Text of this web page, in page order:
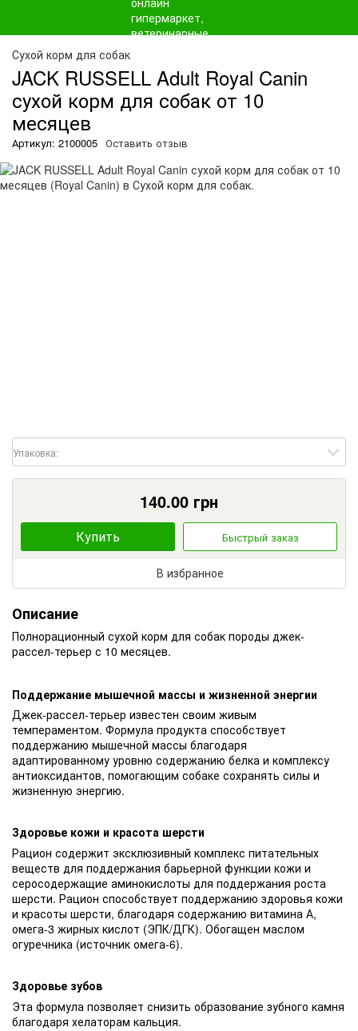
Сухой корм для собак
JACK RUSSELL Adult Royal Canin
сухой корм для собак от 10
месяцев
Артикул: 2100005 Оставить отзыв
Упаковка:
140.00 грн
Купить Быстрый заказ
В избранное
Описание
Полнорационный сухой корм для собак породы джек-
рассел-терьер с 10 месяцев.
Поддержание мышечной массы и жизненной энергии
Джек-рассел-терьер известен своим живым
темпераментом. Формула продукта способствует
поддержанию мышечной массы благодаря
адаптированному уровню содержанию белка и комплексу
антиоксидантов, помогающим собаке сохранять силы и
жизненную энергию.
Здоровье кожи и красота шерсти
Рацион содержит эксклюзивный комплекс питательных
веществ для поддержания барьерной функции кожи и
серосодержащие аминокислоты для поддержания роста
шерсти. Рацион способствует поддержанию здоровья кожи
и красоты шерсти, благодаря содержанию витамина А,
омега-3 жирных кислот (ЭПК/ДГК). Обогащен маслом
огуречника (источник омега-6).
Здоровье зубов
Эта формула позволяет снизить образование зубного камня
благодаря хелаторам кальция.